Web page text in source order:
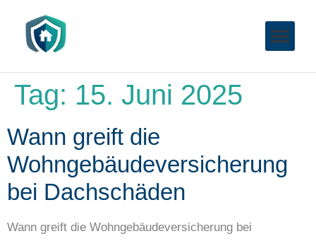
Tag: 15. Juni 2025
Wann greift die
Wohngebäudeversicherung
bei Dachschäden
Wann greift die Wohngebäudeversicherung bei